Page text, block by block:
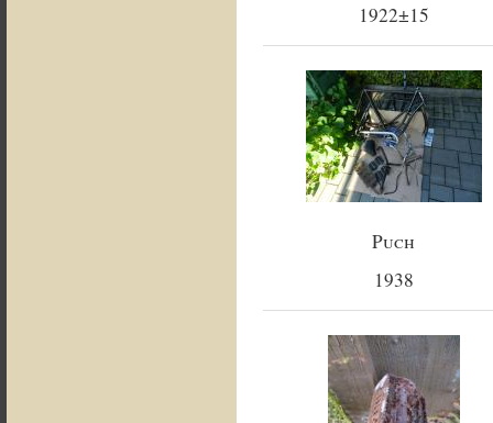
1922±15
Puch
1938